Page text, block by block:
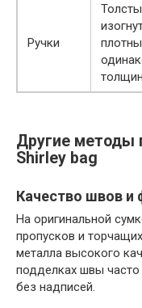
Ручки
Другие методы
Shirley bag
Качество швов и
На оригинальной
пропусков и
металла высокого
подделках швы часто
без надписей.